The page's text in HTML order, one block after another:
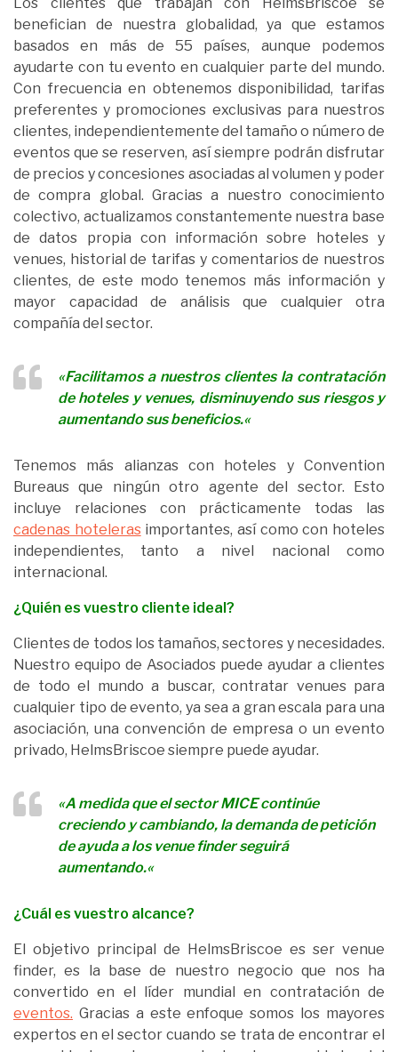
benefician de nuestra globalidad, ya que estamos
basados en más de 55 países, aunque podemos
ayudarte con tu evento en cualquier parte del mundo.
Con frecuencia en obtenemos disponibilidad, tarifas
preferentes y promociones exclusivas para nuestros
clientes, independientemente del tamaño o número de
eventos que se reserven, así siempre podrán disfrutar
de precios y concesiones asociadas al volumen y poder
de compra global. Gracias a nuestro conocimiento
colectivo, actualizamos constantemente nuestra base
de datos propia con información sobre hoteles y
venues, historial de tarifas y comentarios de nuestros
clientes, de este modo tenemos más información y
mayor capacidad de análisis que cualquier otra
compañía del sector.
«Facilitamos a nuestros clientes la contratación
de hoteles y venues, disminuyendo sus riesgos y
aumentando sus beneficios.«
Tenemos más alianzas con hoteles y Convention
Bureaus que ningún otro agente del sector. Esto
incluye relaciones con prácticamente todas las
cadenas hotelerasimportantes, así como con hoteles
independientes, tanto a nivel nacional como
internacional.
¿Quién es vuestro cliente ideal?
Clientes de todos los tamaños, sectores y necesidades.
Nuestro equipo de Asociados puede ayudar a clientes
de todo el mundo a buscar, contratar venues para
cualquier tipo de evento, ya sea a gran escala para una
asociación, una convención de empresa o un evento
privado, HelmsBriscoe siempre puede ayudar.
«A medida que el sector MICE continúe
creciendo y cambiando, la demanda de petición
de ayuda a los venue finder seguirá
aumentando.«
¿Cuál es vuestro alcance?
El objetivo principal de HelmsBriscoe es ser venue
finder, es la base de nuestro negocio que nos ha
convertido en el líder mundial en contratación de
eventos. Gracias a este enfoque somos los mayores
expertos en el sector cuando se trata de encontrar el